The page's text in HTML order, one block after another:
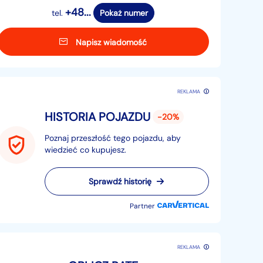
tel. +48... Pokaż numer
Napisz wiadomość
REKLAMA
HISTORIA POJAZDU
-20%
Poznaj przeszłość tego pojazdu, aby
wiedzieć co kupujesz.
Sprawdź historię
Partner
REKLAMA